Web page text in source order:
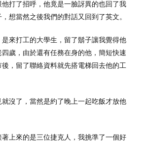
打了招呼，他竟是一臉訝異的也回了我
想當然之後我們的對話又回到了英文。
來打工的大學生，留了鬍子讓我覺得他
歲，由於還有任務在身的他，簡短快速
，留了聯絡資料就先搭電梯回去他的工
沒了，當然是約了晚上一起吃飯才放他
上來的是三位捷克人，我挑準了一個好